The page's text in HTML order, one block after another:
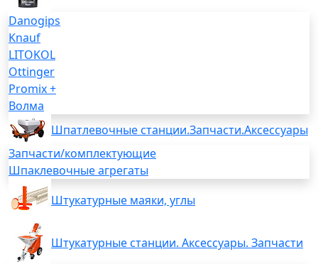
Danogips
Knauf
LITOKOL
Ottinger
Promix +
Волма
Шпатлевочные станции.Запчасти.Аксессуары
Запчасти/комплектующие
Шпаклевочные агрегаты
Штукатурные маяки, углы
Штукатурные станции. Аксессуары. Запчасти